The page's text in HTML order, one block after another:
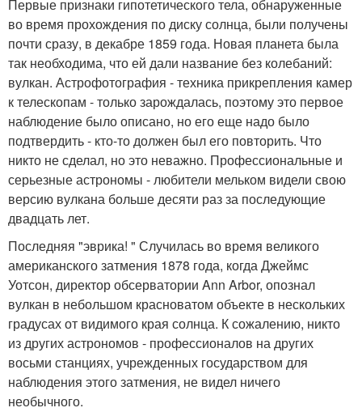
Первые признаки гипотетического тела, обнаруженные
во время прохождения по диску солнца, были получены
почти сразу, в декабре 1859 года. Новая планета была
так необходима, что ей дали название без колебаний:
вулкан. Астрофотография - техника прикрепления камер
к телескопам - только зарождалась, поэтому это первое
наблюдение было описано, но его еще надо было
подтвердить - кто-то должен был его повторить. Что
никто не сделал, но это неважно. Профессиональные и
серьезные астрономы - любители мельком видели свою
версию вулкана больше десяти раз за последующие
двадцать лет.
Последняя "эврика! " Случилась во время великого
американского затмения 1878 года, когда Джеймс
Уотсон, директор обсерватории Ann Arbor, опознал
вулкан в небольшом красноватом объекте в нескольких
градусах от видимого края солнца. К сожалению, никто
из других астрономов - профессионалов на других
восьми станциях, учрежденных государством для
наблюдения этого затмения, не видел ничего
необычного.